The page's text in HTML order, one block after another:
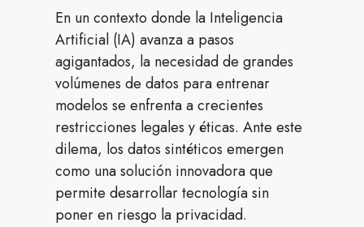
En un contexto donde la Inteligencia
Artificial (IA) avanza a pasos
agigantados, la necesidad de grandes
volúmenes de datos para entrenar
modelos se enfrenta a crecientes
restricciones legales y éticas. Ante este
dilema, los datos sintéticos emergen
como una solución innovadora que
permite desarrollar tecnología sin
poner en riesgo la privacidad.